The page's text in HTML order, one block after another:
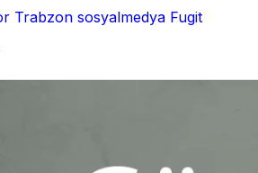
Trabzon sosyalmedya Fugit